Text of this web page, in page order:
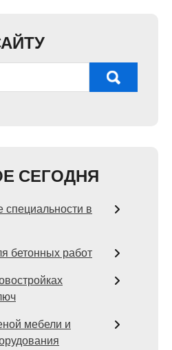
СЕГОДНЯ
в
бетонных работ
мебели и